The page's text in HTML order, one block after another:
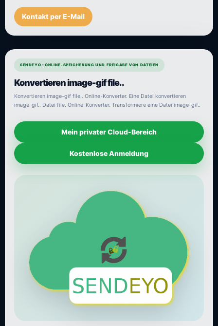
Kontakt per E-Mail
SENDEYO : ONLINE-SPEICHERUNG UND FREIGABE VON DATEIEN
Konvertieren image-gif file..
Konvertieren image-gif file.. Online-Konverter. Eine Datei konvertieren
image-gif.. Datei file. Online-Konverter. Transformiere eine Datei image-gif..
Mein privater Cloud-Bereich
Kostenlose Anmeldung